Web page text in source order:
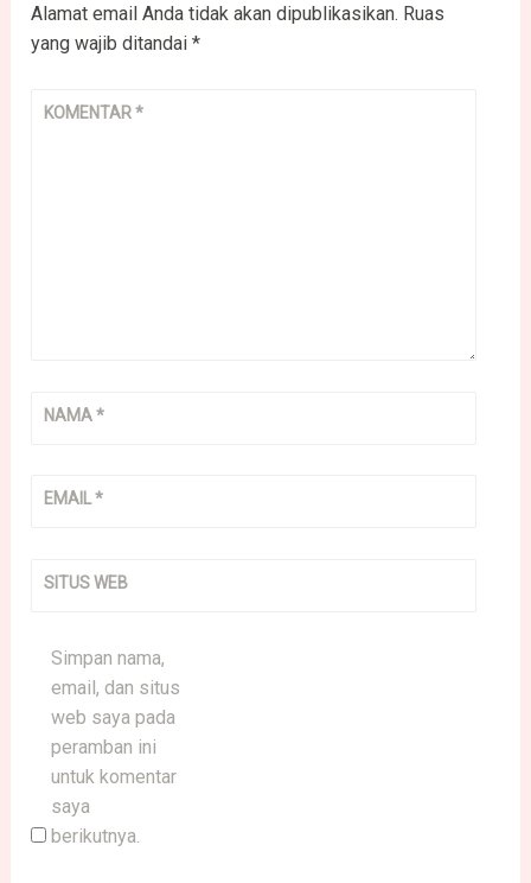
Alamat email Anda tidak akan dipublikasikan. Ruas
yang wajib ditandai*
KOMENTAR*
NAMA*
EMAIL*
SITUS WEB
Simpan nama,
email, dan situs
web saya pada
peramban ini
untuk komentar
saya
berikutnya.